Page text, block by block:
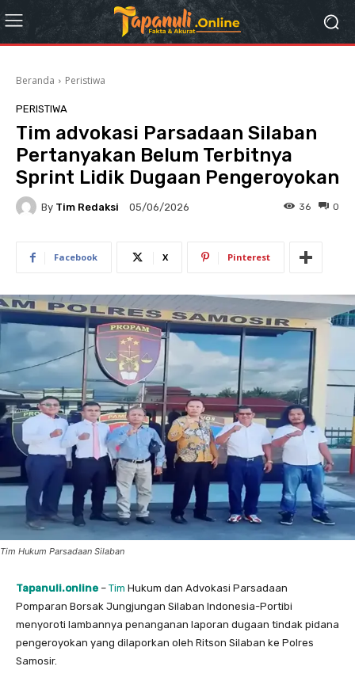
Beranda Peristiwa
PERISTIWA
Tim advokasi Parsadaan Silaban
Pertanyakan Belum Terbitnya
Sprint Lidik Dugaan Pengeroyokan
By Tim Redaksi 05/06/2026 0
36
Facebook X Pinterest
Tim Hukum Parsadaan Silaban
Tapanuli.online – Tim Hukum dan Advokasi Parsadaan
Pomparan Borsak Jungjungan Silaban Indonesia-Portibi
menyoroti lambannya penanganan laporan dugaan tindak pidana
pengeroyokan yang dilaporkan oleh Ritson Silaban ke Polres
Samosir.